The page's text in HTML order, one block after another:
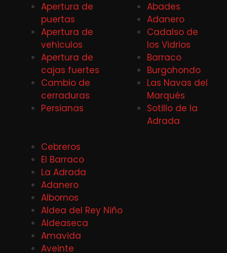
Apertura de
puertas
Apertura de
vehiculos
Apertura de
cajas fuertes
Cambio de
cerraduras
Persianas
Abades
Adanero
Cadalso de
los Vidrios
Barraco
Burgohondo
Las Navas del
Marqués
Sotillo de la
Adrada
Cebreros
El Barraco
La Adrada
Adanero
Albornos
Aldea del Rey Niño
Aldeaseca
Amavida
Aveinte